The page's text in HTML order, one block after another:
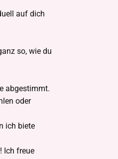
auf dich
so, wie du
abgestimmt.
oder
ich biete
Ich freue